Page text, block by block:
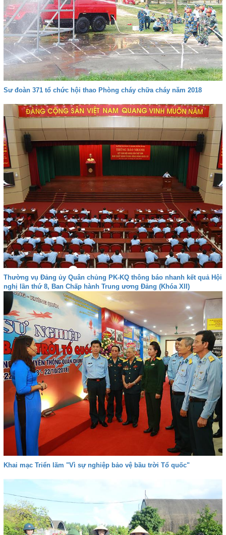
Sư đoàn 371 tổ chức hội thao Phòng cháy chữa cháy năm 2018
Thường vụ Đảng ủy Quân chủng PK-KQ thông báo nhanh kết quả Hội
nghị lần thứ 8, Ban Chấp hành Trung ương Đảng (Khóa XII)
Khai mạc Triển lãm "Vì sự nghiệp bảo vệ bầu trời Tổ quốc"